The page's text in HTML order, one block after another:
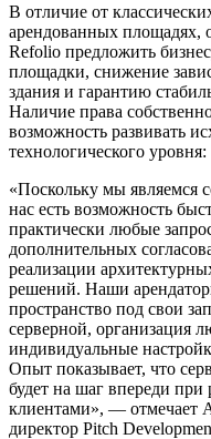
В отличие от
арендованных площадях,
Refolio предложить
площадки, снижение
здания и гарантию
Наличие права
возможность развивать
технологического уровня:
«Поскольку мы являемся
нас есть возможность
практически любые
дополнительных
реализации
решений. Наши
пространство под свои
серверной, организация
индивидуальные
Опыт показывает, что
будет на шаг впереди
клиентами», — отмечает
директор Pitch